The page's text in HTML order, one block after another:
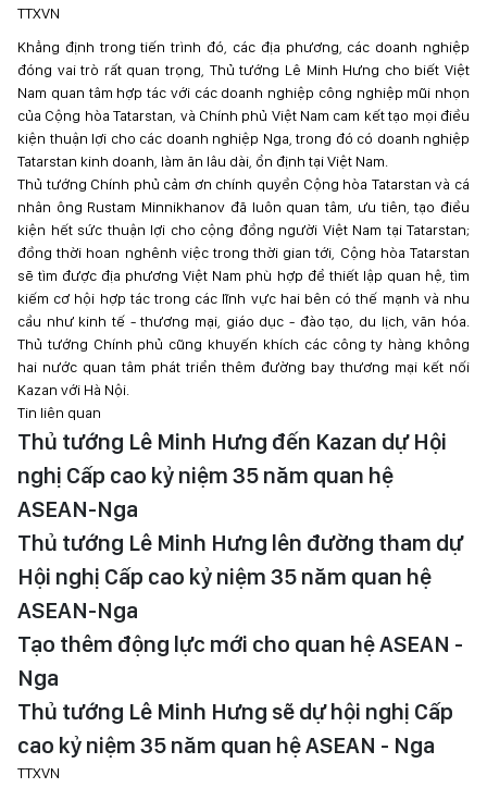
TTXVN
Khẳng định trong tiến trình đó, các địa phương, các doanh nghiệp
đóng vai trò rất quan trọng, Thủ tướng Lê Minh Hưng cho biết Việt
Nam quan tâm hợp tác với các doanh nghiệp công nghiệp mũi nhọn
của Cộng hòa Tatarstan, và Chính phủ Việt Nam cam kết tạo mọi điều
kiện thuận lợi cho các doanh nghiệp Nga, trong đó có doanh nghiệp
Tatarstan kinh doanh, làm ăn lâu dài, ổn định tại Việt Nam.
Thủ tướng Chính phủ cảm ơn chính quyền Cộng hòa Tatarstan và cá
nhân ông Rustam Minnikhanov đã luôn quan tâm, ưu tiên, tạo điều
kiện hết sức thuận lợi cho cộng đồng người Việt Nam tại Tatarstan;
đồng thời hoan nghênh việc trong thời gian tới, Cộng hòa Tatarstan
sẽ tìm được địa phương Việt Nam phù hợp để thiết lập quan hệ, tìm
kiếm cơ hội hợp tác trong các lĩnh vực hai bên có thế mạnh và nhu
cầu như kinh tế - thương mại, giáo dục - đào tạo, du lịch, văn hóa.
Thủ tướng Chính phủ cũng khuyến khích các công ty hàng không
hai nước quan tâm phát triển thêm đường bay thương mại kết nối
Kazan với Hà Nội.
Tin liên quan
Thủ tướng Lê Minh Hưng đến Kazan dự Hội
nghị Cấp cao kỷ niệm 35 năm quan hệ
ASEAN-Nga
Thủ tướng Lê Minh Hưng lên đường tham dự
Hội nghị Cấp cao kỷ niệm 35 năm quan hệ
ASEAN-Nga
Tạo thêm động lực mới cho quan hệ ASEAN -
Nga
Thủ tướng Lê Minh Hưng sẽ dự hội nghị Cấp
cao kỷ niệm 35 năm quan hệ ASEAN - Nga
TTXVN